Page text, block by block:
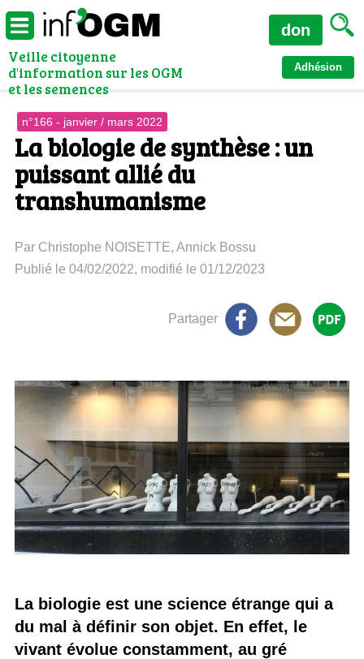
Veille citoyenne
d'information sur les OGM
et les semences
Adhésion
don
n°166 - janvier / mars 2022
La biologie de synthèse : un
puissant allié du
transhumanisme
Par Christophe NOISETTE, Annick Bossu
Publié le 04/02/2022, modifié le 01/12/2023
Partager
La biologie est une science étrange qui a
du mal à définir son objet. En effet, le
vivant évolue constamment, au gré